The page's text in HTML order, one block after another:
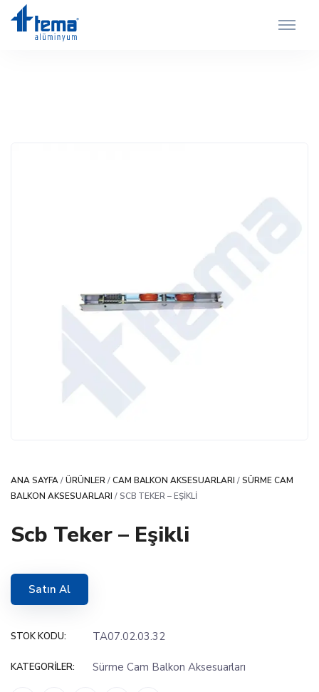
ANA SAYFA/ÜRÜNLER/CAM BALKON AKSESUARLARI /SÜRME CAM
BALKON AKSESUARLARI / SCB TEKER – EŞIKLI
Scb Teker – Eşikli
Satın Al
STOK KODU: TA07.02.03.32
KATEGORILER: Sürme Cam Balkon Aksesuarları